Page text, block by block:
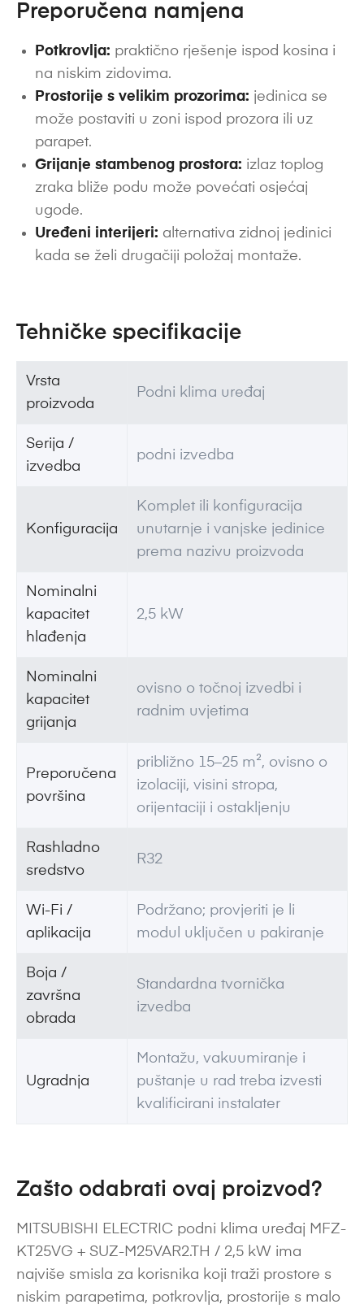
Preporučena namjena
Potkrovlja: praktično rješenje ispod kosina i
na niskim zidovima.
Prostorije s velikim prozorima: jedinica se
može postaviti u zoni ispod prozora ili uz
parapet.
Grijanje stambenog prostora: izlaz toplog
zraka bliže podu može povećati osjećaj
ugode.
Uređeni interijeri: alternativa zidnoj jedinici
kada se želi drugačiji položaj montaže.
Tehničke specifikacije
Vrsta
proizvoda
Podni klima uređaj
Serija /
izvedba
podni izvedba
Konfiguracija
Komplet ili konfiguracija
unutarnje i vanjske jedinice
prema nazivu proizvoda
Nominalni
kapacitet
hlađenja
2,5 kW
Nominalni
kapacitet
grijanja
ovisno o točnoj izvedbi i
radnim uvjetima
Preporučena
površina
približno 15–25 m², ovisno o
izolaciji, visini stropa,
orijentaciji i ostakljenju
Rashladno
sredstvo
R32
Wi-Fi /
aplikacija
Podržano; provjeriti je li
modul uključen u pakiranje
Boja /
završna
obrada
Standardna tvornička
izvedba
Ugradnja
Montažu, vakuumiranje i
puštanje u rad treba izvesti
kvalificirani instalater
Zašto odabrati ovaj proizvod?
MITSUBISHI ELECTRIC podni klima uređaj MFZ-
KT25VG + SUZ-M25VAR2.TH / 2,5 kW ima
najviše smisla za korisnika koji traži prostore s
niskim parapetima, potkrovlja, prostorije s malo